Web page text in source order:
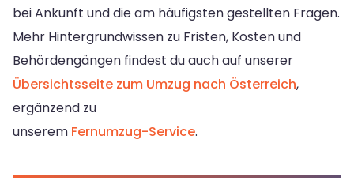
bei Ankunft und die am häufigsten gestellten Fragen.
Mehr Hintergrundwissen zu Fristen, Kosten und
Behördengängen findest du auch auf unserer
Übersichtsseite zum Umzug nach Österreich,
ergänzend zu
unserem Fernumzug-Service.